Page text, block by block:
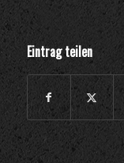
Eintrag teilen